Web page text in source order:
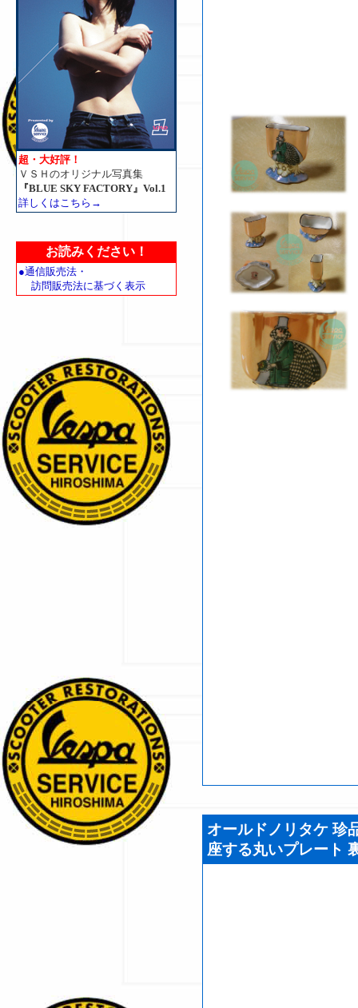
超・大好評！
ＶＳＨのオリジナル写真集
『BLUE SKY FACTORY』Vol.1
詳しくはこちら→
お読みください！
●通信販売法・
訪問販売法に基づく表示
オールドノリタケ 珍
座する丸いプレート